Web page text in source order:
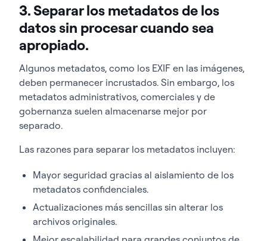
3. Separar los metadatos de los
datos sin procesar cuando sea
apropiado.
Algunos metadatos, como los EXIF en las imágenes,
deben permanecer incrustados. Sin embargo, los
metadatos administrativos, comerciales y de
gobernanza suelen almacenarse mejor por
separado.
Las razones para separar los metadatos incluyen:
Mayor seguridad gracias al aislamiento de los
metadatos confidenciales.
Actualizaciones más sencillas sin alterar los
archivos originales.